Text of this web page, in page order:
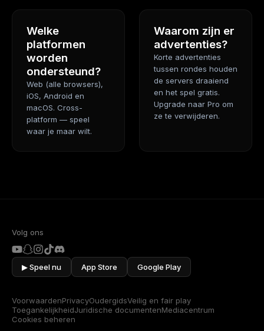
Welke
platformen
worden
ondersteund?
Web (alle browsers),
iOS, Android en
macOS. Cross-
platform — speel
waar je maar wilt.
Waarom zijn er
advertenties?
Korte advertenties
tussen rondes houden
de servers draaiend
en het spel gratis.
Upgrade naar Pro om
ze te verwijderen.
Volg ons
▶︎ Speel nu App Store Google Play
VoorwaardenPrivacyOudergidsVeilig en fair play
ToegankelijkheidJuridische documentenMediacentrum
Cookies beheren